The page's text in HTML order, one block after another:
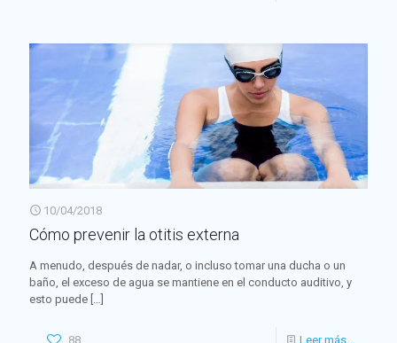
10/04/2018
Cómo prevenir la otitis externa
A menudo, después de nadar, o incluso tomar una ducha o un
baño, el exceso de agua se mantiene en el conducto auditivo, y
esto puede […]
88 Leer más...